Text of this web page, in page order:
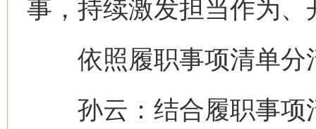
事，持续激发担当作为
依照履职事项清单分
孙云：结合履职事项